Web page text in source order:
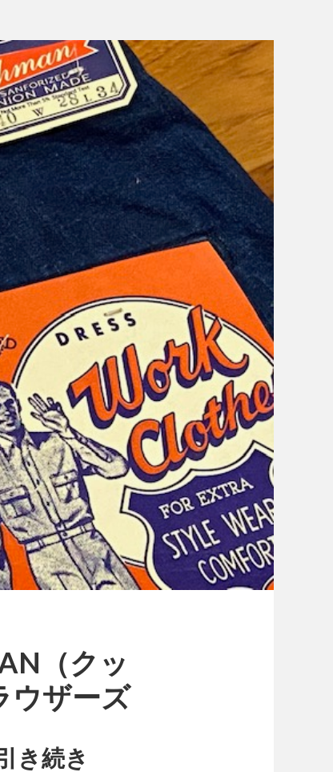
（クッ
ウザーズ
き続き